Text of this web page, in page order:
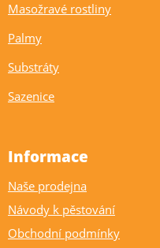
Masožravé rostliny
Palmy
Substráty
Sazenice
Informace
Naše prodejna
Návody k pěstování
Obchodní podmínky